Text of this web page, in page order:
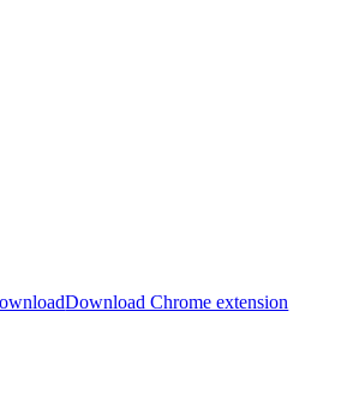
Download Chrome extension